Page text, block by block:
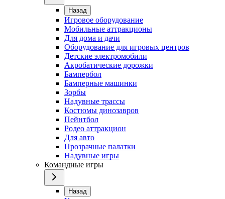
Назад
Игровое оборудование
Мобильные аттракционы
Для дома и дачи
Оборудование для игровых центров
Детские электромобили
Акробатические дорожки
Бампербол
Бамперные машинки
Зорбы
Надувные трассы
Костюмы динозавров
Пейнтбол
Родео аттракцион
Для авто
Прозрачные палатки
Надувные игры
Командные игры
Назад